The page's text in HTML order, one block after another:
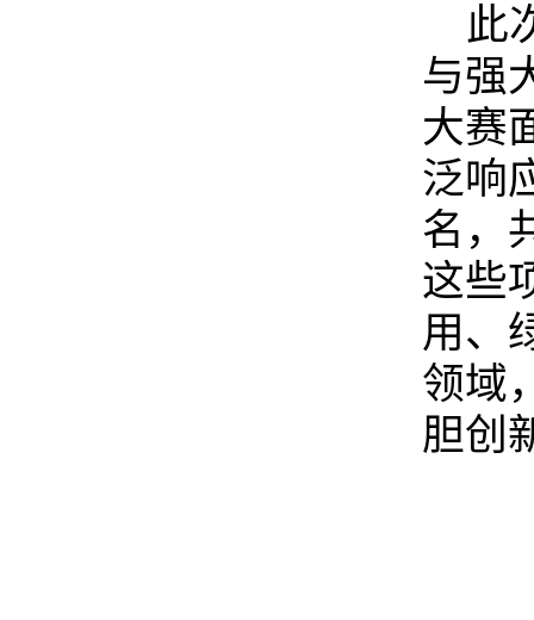
此
与强
大赛
泛响
名，
这些
用、
领域
胆创